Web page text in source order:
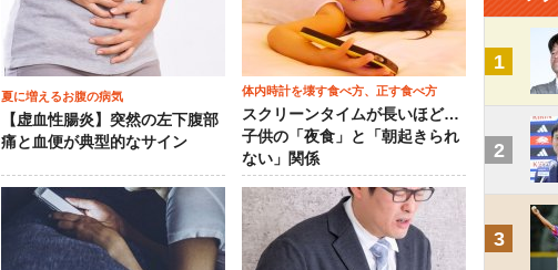
夏に増えるお腹の病気
【虚血性腸炎】突然の左下腹部
痛と血便が典型的なサイン
体内時計を壊す食べ方、正す食べ方
スクリーンタイムが長いほど…
子供の「夜食」と「朝起きられ
ない」関係
1
2
3